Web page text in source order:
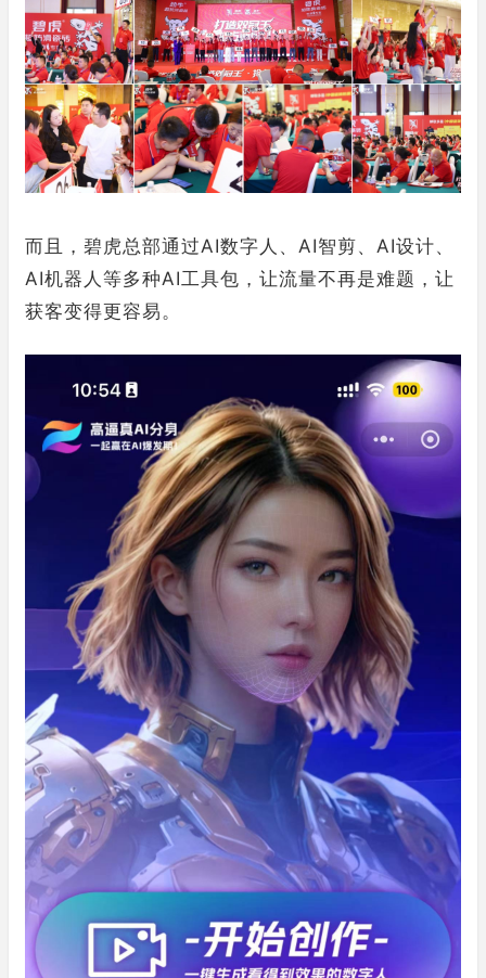
而且，碧虎总部通过AI数字人、AI智剪、AI设计、
AI机器人等多种AI工具包，让流量不再是难题，让
获客变得更容易。